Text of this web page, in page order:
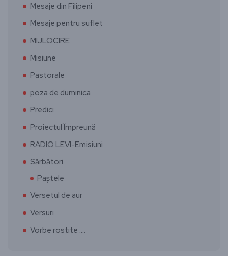
Mesaje din Filipeni
Mesaje pentru suflet
MIJLOCIRE
Misiune
Pastorale
poza de duminica
Predici
Proiectul Împreună
RADIO LEVI-Emisiuni
Sărbători
Paștele
Versetul de aur
Versuri
Vorbe rostite ….